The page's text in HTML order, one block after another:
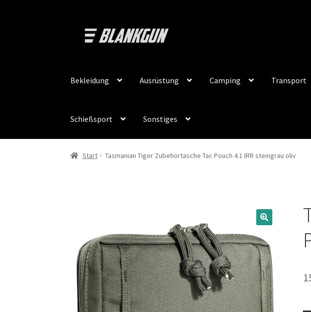
Navigation
Zum
Inhalt
Bekleidung Ausrüstung Camping Transport
Schießsport Sonstiges
Start Tasmanian Tiger Zubehörtasche Tac Pouch 4.1 IRR steingrau oliv